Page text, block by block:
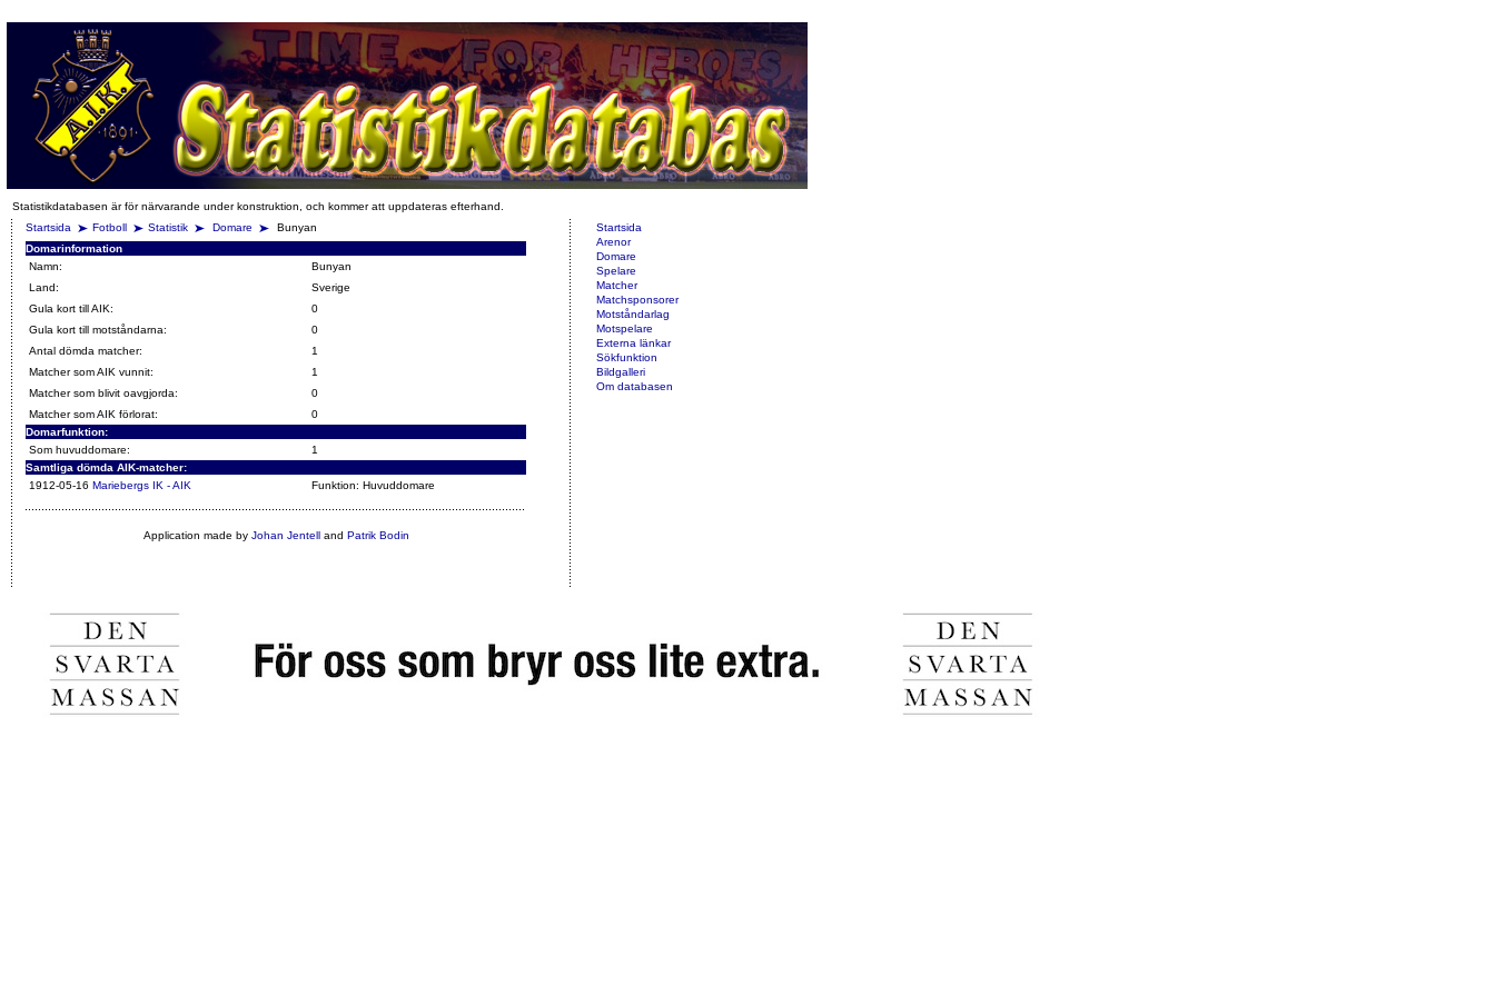
Statistikdatabasen är för närvarande under konstruktion, och kommer att uppdateras efterhand.
Startsida
Fotboll Statistik Domare
Bunyan
Domarinformation
Namn:
Bunyan
Land:
Sverige
Gula kort till AIK:
0
Gula kort till motståndarna:
0
Antal dömda matcher:
1
Matcher som AIK vunnit:
1
Matcher som blivit oavgjorda:
0
Matcher som AIK förlorat:
0
Domarfunktion:
Som huvuddomare:
1
Samtliga dömda AIK-matcher:
1912-05-16 Mariebergs IK - AIK Funktion: Huvuddomare
Application made by Johan Jentelland Patrik Bodin
Startsida
Arenor
Domare
Spelare
Matcher
Matchsponsorer
Motståndarlag
Motspelare
Externa länkar
Sökfunktion
Bildgalleri
Om databasen